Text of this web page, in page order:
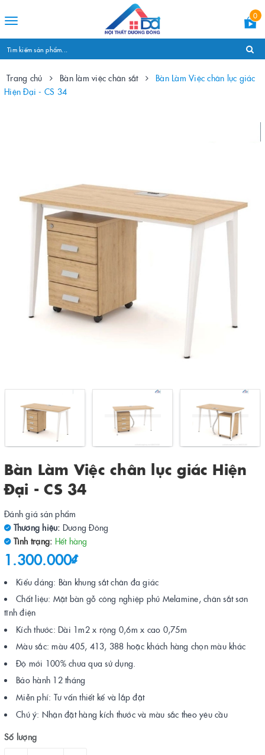
Toggle
0
Trang chủ Bàn làm việc chân sắt
Bàn Làm Việc chân lục giác
Hiện Đại - CS 34
Bàn Làm Việc chân lục giác Hiện
Đại - CS 34
Đánh giá sản phẩm
Thương hiệu: Dương Đông
Tình trạng: Hết hàng
1.300.000₫
Kiểu dáng: Bàn khung sắt chân đa giác
Chất liệu: Mặt bàn gỗ công nghiệp phủ Melamine, chân sắt sơn
tĩnh điện
Kích thước: Dài 1m2 x rộng 0,6m x cao 0,75m
Màu sắc: màu 405, 413, 388 hoặc khách hàng chọn màu khác
Độ mới 100% chưa qua sử dụng.
Bảo hành 12 tháng
Miễn phí: Tư vấn thiết kế và lắp đặt
Chú ý: Nhận đặt hàng kích thước và màu sắc theo yêu cầu
Số lượng